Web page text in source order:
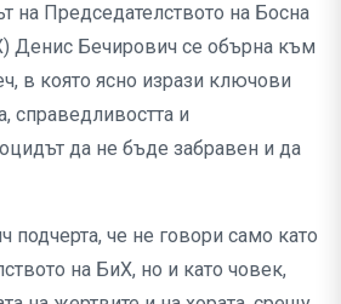
на Председателството на Босна
Денис Бечирович се обърна към
в която ясно изрази ключови
справедливостта и
да не бъде забравен и да
подчерта, че не говори само като
на БиХ, но и като човек,